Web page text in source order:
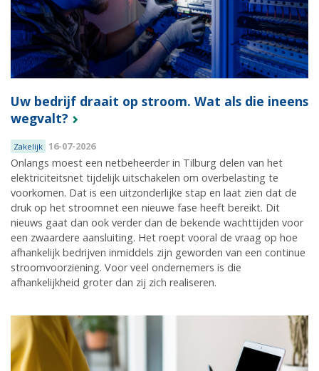
Uw bedrijf draait op stroom. Wat als die ineens
wegvalt?
Zakelijk 16-07-2026
Onlangs moest een netbeheerder in Tilburg delen van het
elektriciteitsnet tijdelijk uitschakelen om overbelasting te
voorkomen. Dat is een uitzonderlijke stap en laat zien dat de
druk op het stroomnet een nieuwe fase heeft bereikt. Dit
nieuws gaat dan ook verder dan de bekende wachttijden voor
een zwaardere aansluiting. Het roept vooral de vraag op hoe
afhankelijk bedrijven inmiddels zijn geworden van een continue
stroomvoorziening. Voor veel ondernemers is die
afhankelijkheid groter dan zij zich realiseren.